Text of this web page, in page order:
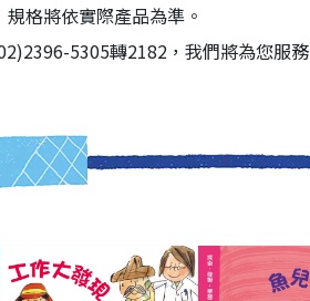
格將依實際產品為準。
5305轉2182，我們將為您服